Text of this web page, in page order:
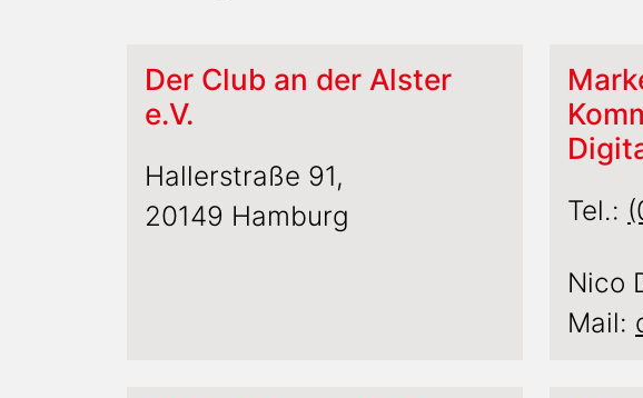
Der Club an der Alster
e.V.
Hallerstraße 91,
20149 Hamburg
Tel.:
Nico
Mail: